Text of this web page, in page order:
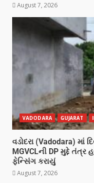
August 7, 2026
VADODARA GUJARAT
વડોદરા (Vadodara)
MGVCLની DP મુદ્દે
ફેન્સિંગ કરાયું
August 7, 2026